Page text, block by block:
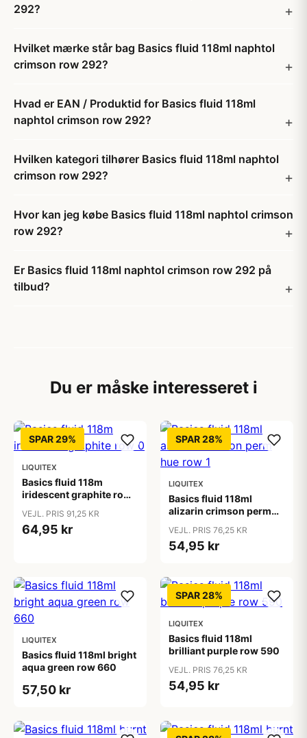
292?
Hvilket mærke står bag Basics fluid 118ml naphtol
crimson row 292?
Hvad er EAN / Produktid for Basics fluid 118ml
naphtol crimson row 292?
Hvilken kategori tilhører Basics fluid 118ml naphtol
crimson row 292?
Hvor kan jeg købe Basics fluid 118ml naphtol crimson
row 292?
Er Basics fluid 118ml naphtol crimson row 292 på
tilbud?
Du er måske interesseret i
SPAR 29%
LIQUITEX
Basics fluid 118m
iridescent graphite row
VEJL. PRIS 91,25 KR
64,95 kr
SPAR 28%
LIQUITEX
Basics fluid 118ml
alizarin crimson perm
VEJL. PRIS 76,25 KR
54,95 kr
LIQUITEX
Basics fluid 118ml bright
aqua green row 660
57,50 kr
SPAR 28%
LIQUITEX
Basics fluid 118ml
brilliant purple row 590
VEJL. PRIS 76,25 KR
54,95 kr